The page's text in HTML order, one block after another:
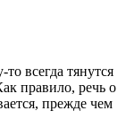
всегда тянутся
правило, речь о
прежде чем